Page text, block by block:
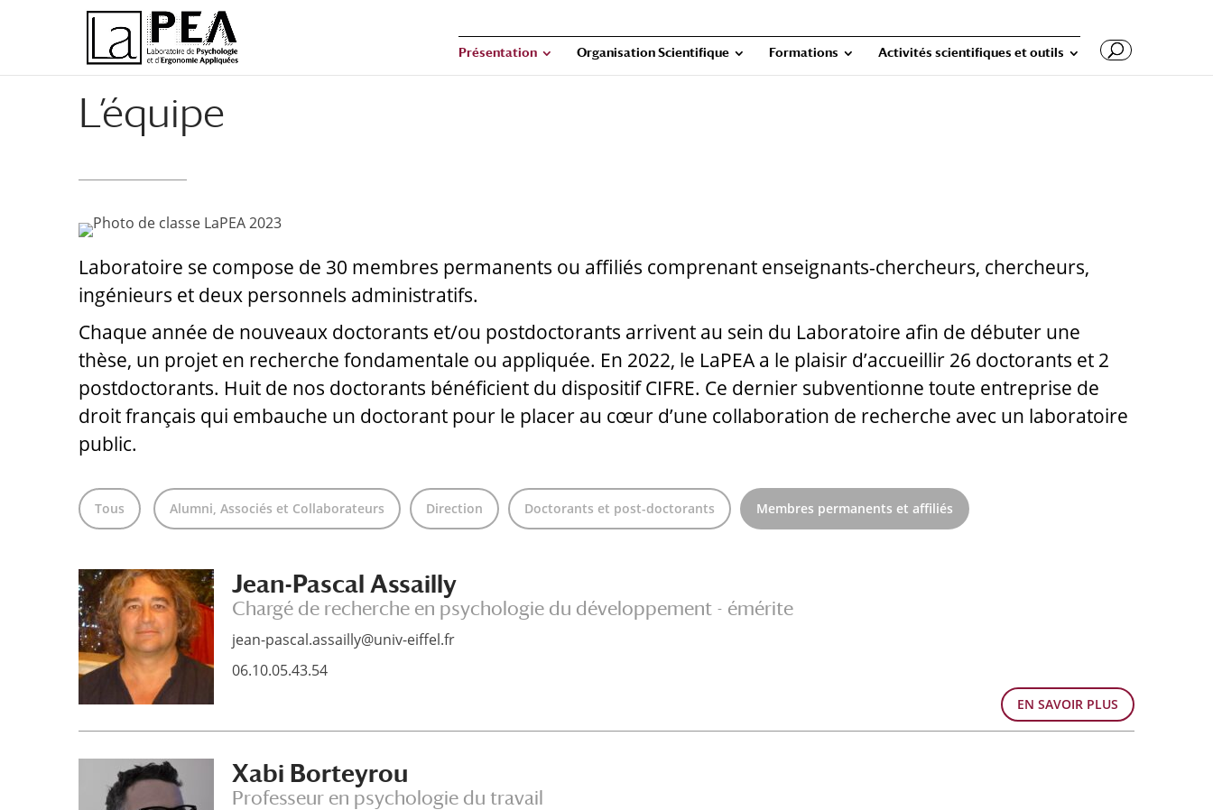
principal
navigation
Présentation Organisation Scientifique Formations Activités scientifiques et outils
L’équipe
Laboratoire se compose de 30 membres permanents ou affiliés comprenant enseignants-chercheurs, chercheurs,
ingénieurs et deux personnels administratifs.
Chaque année de nouveaux doctorants et/ou postdoctorants arrivent au sein du Laboratoire afin de débuter une
thèse, un projet en recherche fondamentale ou appliquée. En 2022, le LaPEA a le plaisir d’accueillir 26 doctorants et 2
postdoctorants. Huit de nos doctorants bénéficient du dispositif CIFRE. Ce dernier subventionne toute entreprise de
droit français qui embauche un doctorant pour le placer au cœur d’une collaboration de recherche avec un laboratoire
public.
Tous Alumni, Associés et Collaborateurs Direction Doctorants et post-doctorants Membres permanents et affiliés
Jean-Pascal Assailly
Chargé de recherche en psychologie du développement - émérite
jean-pascal.assailly@univ-eiffel.fr
06.10.05.43.54
EN SAVOIR PLUS
Xabi Borteyrou
Professeur en psychologie du travail